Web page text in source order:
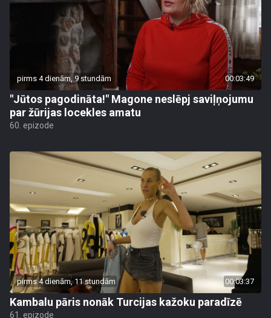
pirms 4 dienām, 9 stundām 00:03:49
"Jūtos pagodināta!" Magone neslēpj saviļņojumu
par žūrijas locekles amatu
60. epizode
pirms 4 dienām, 11 stundām 00:03:37
Kambalu pāris nonāk Turcijas kažoku paradīzē
61. epizode